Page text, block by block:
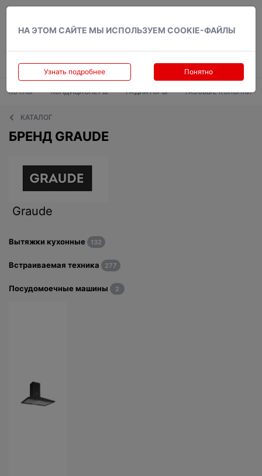
НА ЭТОМ САЙТЕ МЫ ИСПОЛЬЗУЕМ COOKIE-ФАЙЛЫ
Узнать подробнее Понятно
КОТЛЫ КОНДИЦИОНЕРЫ РАДИАТОРЫ ГАЗОВЫЕ КОЛОНКИ
КАТАЛОГ
БРЕНД GRAUDE
Graude
Вытяжки кухонные 132
Встраиваемая техника 277
Посудомоечные машины 2